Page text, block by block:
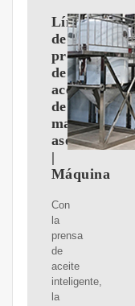
Línea
de
producción
de
aceite
de
maní
asequible
|
Máquina
Con
la
prensa
de
aceite
inteligente,
la